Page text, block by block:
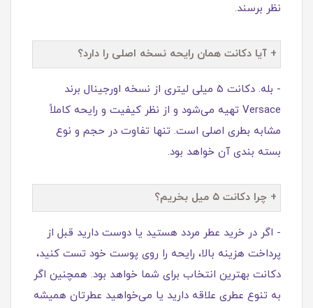
نظر برسند.
+ آیا دکانت همان رایحه نسخه اصلی را دارد؟
- بله. دکانت ۵ میلی‌ لیتری از نسخه اورجینال برند
Versace تهیه می‌شود و از نظر کیفیت و رایحه کاملاً
مشابه بطری اصلی است. تنها تفاوت در حجم و نوع
بسته‌ بندی آن خواهد بود.
+ چرا دکانت ۵ میل بخریم؟
- اگر در خرید عطر مردد هستید یا دوست دارید قبل از
پرداخت هزینه بالا، رایحه را روی پوست خود تست کنید،
دکانت بهترین انتخاب برای شما خواهد بود. همچنین اگر
به تنوع عطری علاقه دارید یا می‌خواهید عطرتان همیشه